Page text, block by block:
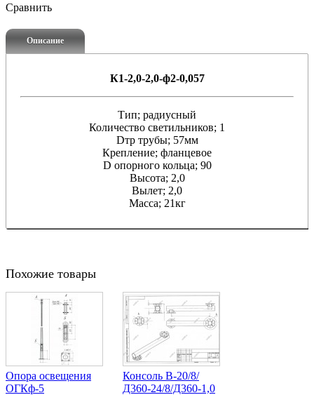
Сравнить
Описание
К1-2,0-2,0-ф2-0,057
Тип; радиусный
Количество светильников; 1
Dтр трубы; 57мм
Крепление; фланцевое
D опорного кольца; 90
Высота; 2,0
Вылет; 2,0
Масса; 21кг
Похожие товары
Опора освещения
ОГКф-5
Консоль В-20/8/
Д360-24/8/Д360-1,0